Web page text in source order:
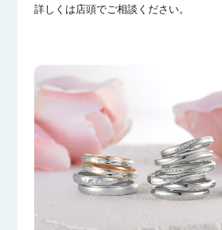
詳しくは店頭でご相談ください。